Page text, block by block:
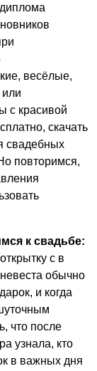
весёлые,
с красивой
скачать
свадебных
повторимся,
к свадьбе:
с в
обычно
и когда
что после
узнала, кто
в важных дня